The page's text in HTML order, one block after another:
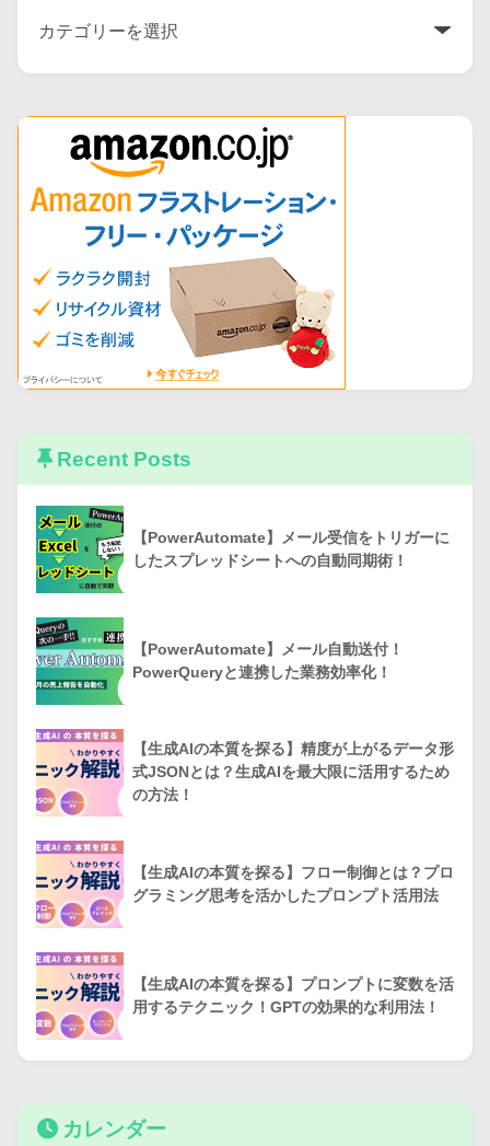
Recent Posts
【PowerAutomate】メール受信をトリガーに
したスプレッドシートへの自動同期術！
【PowerAutomate】メール自動送付！
PowerQueryと連携した業務効率化！
【生成AIの本質を探る】精度が上がるデータ形
式JSONとは？生成AIを最大限に活用するため
の方法！
【生成AIの本質を探る】フロー制御とは？プロ
グラミング思考を活かしたプロンプト活用法
【生成AIの本質を探る】プロンプトに変数を活
用するテクニック！GPTの効果的な利用法！
カレンダー